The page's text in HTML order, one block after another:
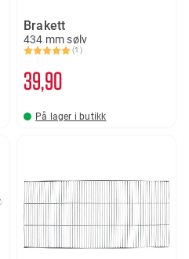
Brakett
434 mm sølv
Karakter:
(1)
5.0 av 5 mulige
39 90
På lager i butikk